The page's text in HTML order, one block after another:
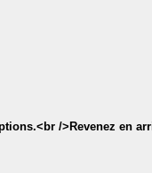
/>Revenez en